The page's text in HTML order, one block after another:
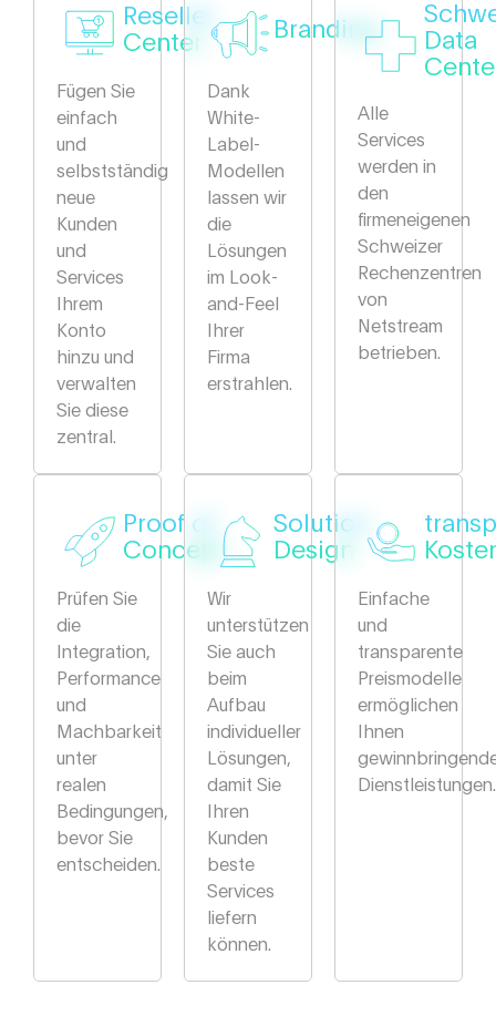
Reseller
Center
Fügen Sie
einfach
und
selbstständig
neue
Kunden
und
Services
Ihrem
Konto
hinzu und
verwalten
Sie diese
zentral.
Proof of
Concept
Prüfen Sie
die
Integration,
Performance
und
Machbarkeit
unter
realen
Bedingungen,
bevor Sie
entscheiden.
Branding
Dank
White-
Label-
Modellen
lassen wir
die
Lösungen
im Look-
and-Feel
Ihrer
Firma
erstrahlen.
Solution
Design
Wir
unterstützen
Sie auch
beim
Aufbau
individueller
Lösungen,
damit Sie
Ihren
Kunden
beste
Services
liefern
können.
Data
Alle
Services
werden in
den
firmeneigenen
Schweizer
Rechenzentren
von
Netstream
betrieben.
Einfache
und
transparente
Preismodelle
ermöglichen
Ihnen
Dienstleistungen.